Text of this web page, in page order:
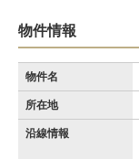
物件情報
物件名
所在地
沿線情報